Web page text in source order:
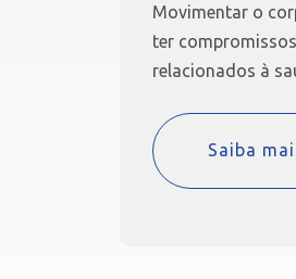
Movimentar o
ter
relacionados à
Saiba